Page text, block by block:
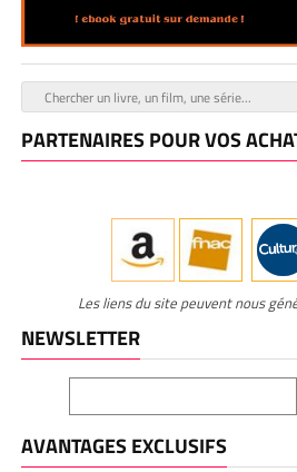
PARTENAIRES POUR VOS
Les liens du site peuvent nous
NEWSLETTER
AVANTAGES EXCLUSIFS